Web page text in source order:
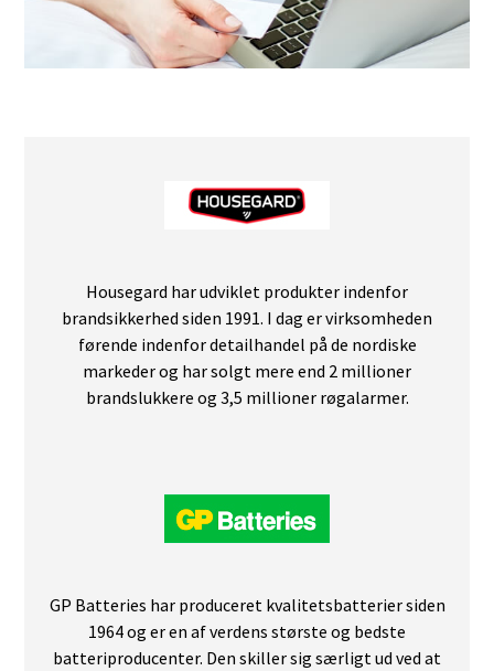
Housegard har udviklet produkter indenfor
brandsikkerhed siden 1991. I dag er virksomheden
førende indenfor detailhandel på de nordiske
markeder og har solgt mere end 2 millioner
brandslukkere og 3,5 millioner røgalarmer.
GP Batteries har produceret kvalitetsbatterier siden
1964 og er en af verdens største og bedste
batteriproducenter. Den skiller sig særligt ud ved at